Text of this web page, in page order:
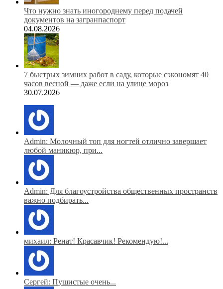
Что нужно знать иногороднему перед подачей
документов на загранпаспорт
04.08.2026
7 быстрых зимних работ в саду, которые сэкономят 40
часов весной — даже если на улице мороз
30.07.2026
Admin: Молочный топ для ногтей отлично завершает
любой маникюр, при...
Admin: Для благоустройства общественных пространств
важно подбирать...
михаил: Ренат! Красавчик! Рекомендую!...
Сергей: Пушистые очень...